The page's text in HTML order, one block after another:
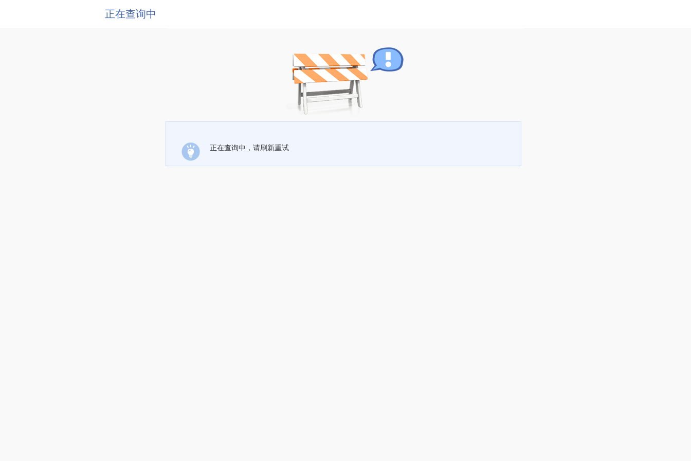
正在查询中
正在查询中，请刷新重试